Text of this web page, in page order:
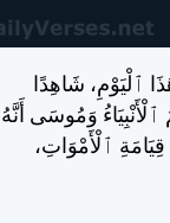
ٱلْيَوْمِ، شَاهِدًا
ٱلْأَنْبِيَاءُ وَمُوسَى أَنَّهُ
ٱلْأَمْوَاتِ،